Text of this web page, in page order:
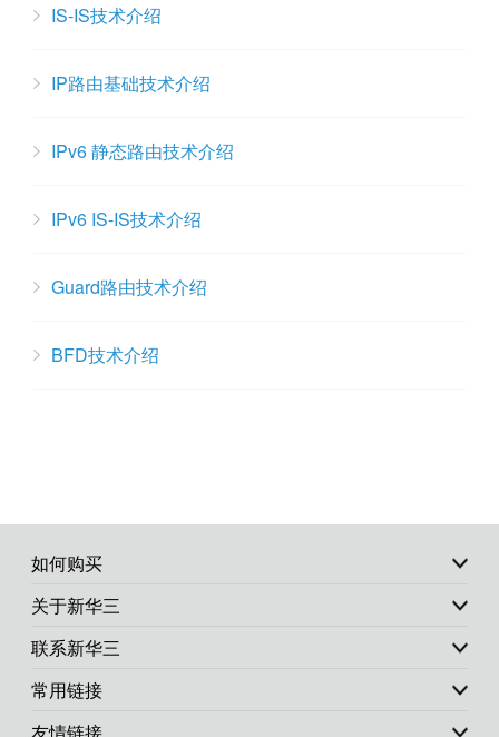
IS-IS技术介绍
IP路由基础技术介绍
IPv6 静态路由技术介绍
IPv6 IS-IS技术介绍
Guard路由技术介绍
BFD技术介绍
如何购买
关于新华三
联系新华三
常用链接